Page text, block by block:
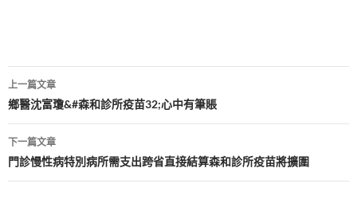
文
章
導
覽
上一篇文章
鄉醫沈富瓊&#森和診所疫苗32;心中有筆賬
下一篇文章
門診慢性病特別病所需支出跨省直接結算森和診所疫苗將擴圍